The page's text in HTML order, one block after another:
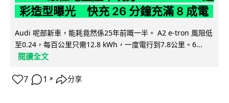
彩造型曝光 快充 26 分鐘充滿 8 成電
Audi 呢部新車，能耗竟然係25年前嘅一半。 A2 e-tron 風阻低
至0.24，每百公里只需12.8 kWh，一度電行到7.8公里。6...
閱讀全文
7 1 ↗ 分享